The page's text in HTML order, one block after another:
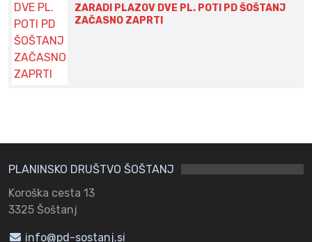
ZARADI PLAZOV DVE PL. POTI PD ŠOŠTANJ
ZAČASNO ZAPRTI
PLANINSKO DRUŠTVO ŠOŠTANJ
Koroška cesta 13
3325 Šoštanj
info@pd-sostanj.si